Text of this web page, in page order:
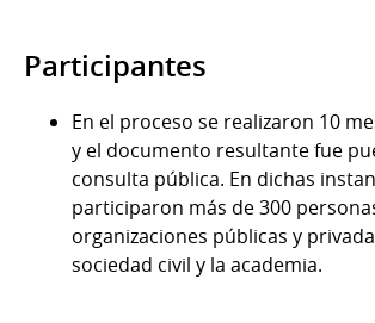
Participantes
En el proceso se realizaron 10
y el documento resultante fue
consulta pública. En dichas
participaron más de 300
organizaciones públicas y
sociedad civil y la academia.